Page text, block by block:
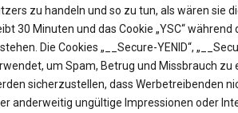
zu handeln und so zu tun, als wären sie
30 Minuten und das Cookie „YSC“
Die Cookies „__Secure-YENID“,
um Spam, Betrug und Missbrauch zu
sicherzustellen, dass Werbetreibenden
anderweitig ungültige Impressionen oder